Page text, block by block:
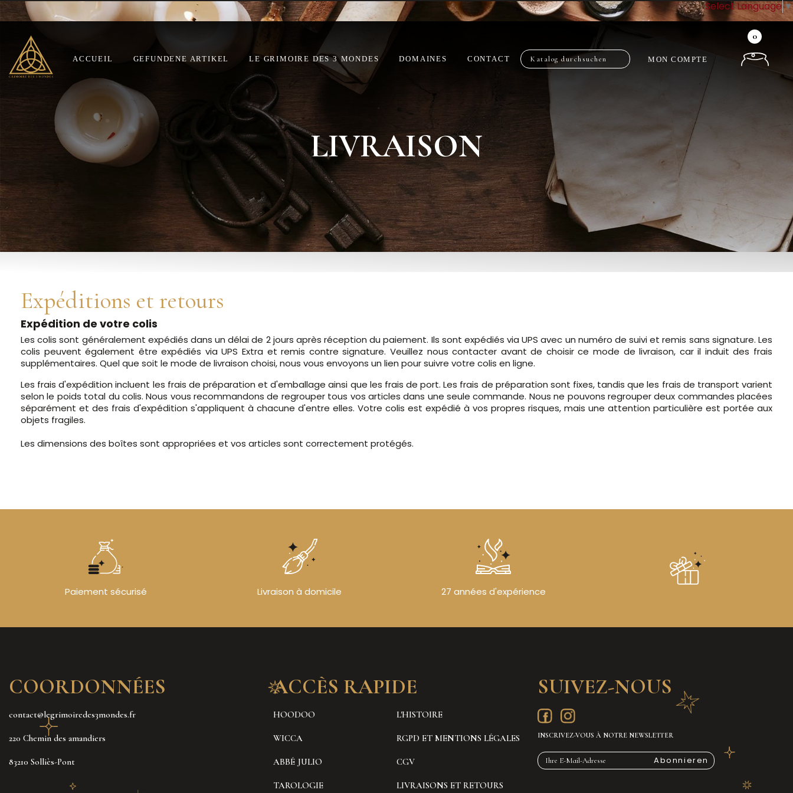
Livraison offerte à partir de 60€ d’achat
ACCUEIL GEFUNDENE ARTIKEL LE GRIMOIRE DES 3 MONDES DOMAINES CONTACT MON COMPTE
0
LIVRAISON
Expéditions et retours
Expédition de votre colis
Les colis sont généralement expédiés dans un délai de 2 jours après réception du paiement. Ils sont expédiés via UPS avec un numéro de suivi et remis sans signature. Les
colis peuvent également être expédiés via UPS Extra et remis contre signature. Veuillez nous contacter avant de choisir ce mode de livraison, car il induit des frais
supplémentaires. Quel que soit le mode de livraison choisi, nous vous envoyons un lien pour suivre votre colis en ligne.
Les frais d'expédition incluent les frais de préparation et d'emballage ainsi que les frais de port. Les frais de préparation sont fixes, tandis que les frais de transport varient
selon le poids total du colis. Nous vous recommandons de regrouper tous vos articles dans une seule commande. Nous ne pouvons regrouper deux commandes placées
séparément et des frais d'expédition s'appliquent à chacune d'entre elles. Votre colis est expédié à vos propres risques, mais une attention particulière est portée aux
objets fragiles.
Les dimensions des boîtes sont appropriées et vos articles sont correctement protégés.
Paiement sécurisé Livraison à domicile 27 années d'expérience
COORDONNÉES
contact@legrimoiredes3mondes.fr
220 Chemin des amandiers
83210 Solliès-Pont
ACCÈS RAPIDE
HOODOO L'HISTOIRE
WICCA RGPD ET MENTIONS LÉGALES
ABBÉ JULIO CGV
TAROLOGIE LIVRAISONS ET RETOURS
SUIVEZ-NOUS
INSCRIVEZ-VOUS À NOTRE NEWSLETTER
Select Language▼